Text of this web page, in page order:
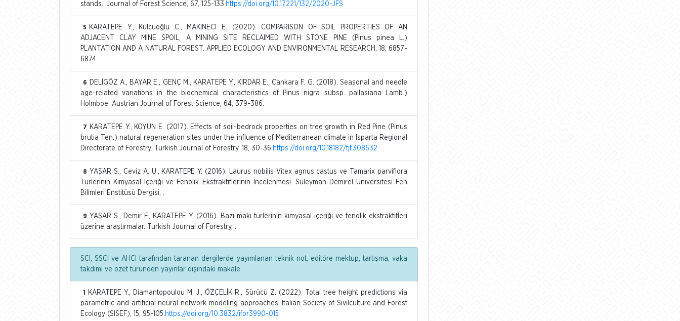
stands.. Journal of Forest Science, 67, 125-133. https://doi.org/10.17221/132/2020-JFS
5
KARATEPE Y., Külcüoğlu C., MAKİNECİ E. (2020). COMPARISON OF SOIL PROPERTIES OF AN
ADJACENT CLAY MINE SPOIL, A MINING SITE RECLAIMED WITH STONE PINE (Pinus pinea L.)
PLANTATION AND A NATURAL FOREST. APPLIED ECOLOGY AND ENVIRONMENTAL RESEARCH, 18, 6857-
6874.
6
DELİGÖZ A., BAYAR E., GENÇ M., KARATEPE Y., KIRDAR E., Cankara F. G. (2018). Seasonal and needle
age-related variations in the biochemical characteristics of Pinus nigra subsp. pallasiana Lamb.)
Holmboe. Austrian Journal of Forest Science, 64, 379-386.
7
KARATEPE Y., KOYUN E. (2017). Effects of soil-bedrock properties on tree growth in Red Pine (Pinus
brutia Ten.) natural regeneration sites under the influence of Mediterranean climate in Isparta Regional
Directorate of Forestry. Turkish Journal of Forestry, 18, 30-36. https://doi.org/10.18182/tjf.308632
8 YAŞAR S., Ceviz A. U., KARATEPE Y. (2016). Laurus nobilis Vitex agnus castus ve Tamarix parviflora
Türlerinin Kimyasal İçeriği ve Fenolik Ekstraktiflerinin İncelenmesi. Süleyman Demirel Üniversitesi Fen
Bilimleri Enstitüsü Dergisi, .
9 YAŞAR S., Demir F., KARATEPE Y. (2016). Bazı maki türlerinin kimyasal içeriği ve fenolik ekstraktifleri
üzerine araştırmalar. Turkish Journal of Forestry, .
SCI, SSCI ve AHCI tarafından taranan dergilerde yayımlanan teknik not, editöre mektup, tartışma, vaka
takdimi ve özet türünden yayınlar dışındaki makale
1
KARATEPE Y., Diamantopoulou M. J., ÖZÇELİK R., Sürücü Z. (2022). Total tree height predictions via
parametric and artificial neural network modeling approaches. Italian Society of Sivilculture and Forest
Ecology (SISEF), 15, 95-105. https://doi.org/10.3832/ifor3990-015